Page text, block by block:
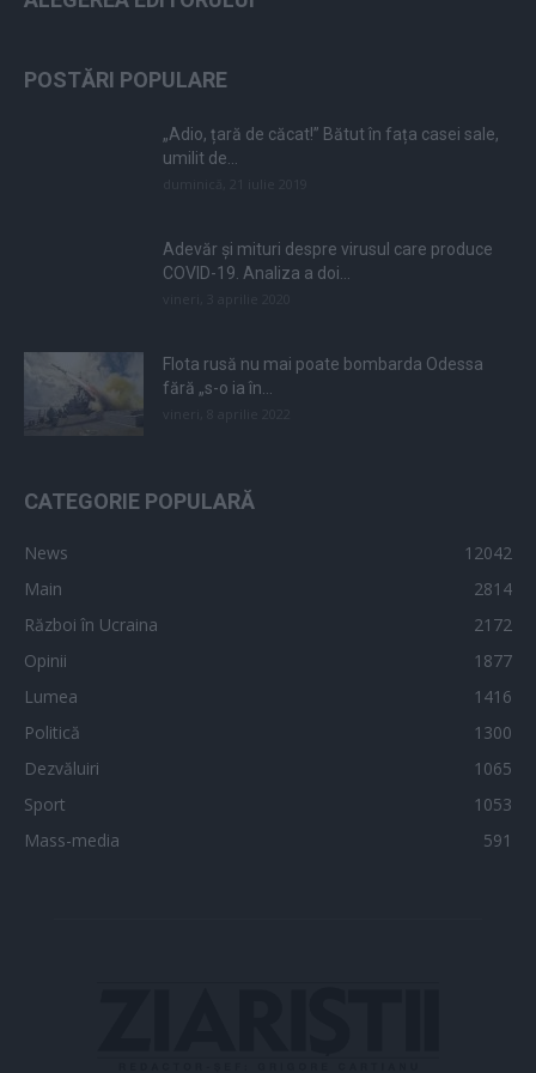
POSTĂRI POPULARE
„Adio, țară de căcat!” Bătut în fața casei sale,
umilit de...
Adevăr și mituri despre virusul care produce
COVID-19. Analiza a doi...
Flota rusă nu mai poate bombarda Odessa
fără „s-o ia în...
CATEGORIE POPULARĂ
News
12042
Main
2814
Război în Ucraina
2172
Opinii
1877
Lumea
1416
Politică
1300
Dezvăluiri
1065
Sport
1053
Mass-media
591